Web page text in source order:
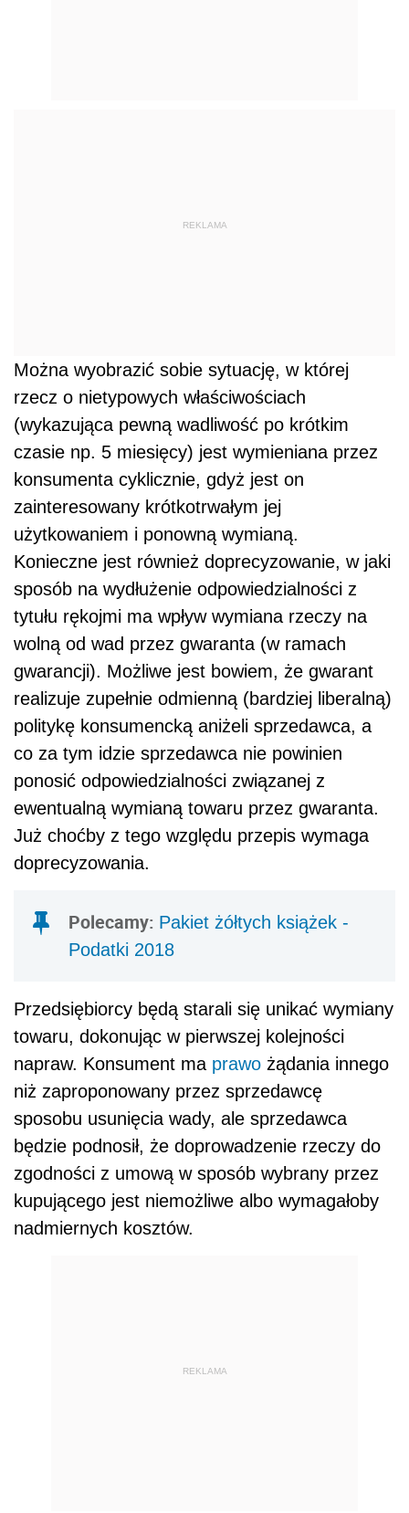
REKLAMA
Można wyobrazić sobie sytuację, w której
rzecz o nietypowych właściwościach
(wykazująca pewną wadliwość po krótkim
czasie np. 5 miesięcy) jest wymieniana przez
konsumenta cyklicznie, gdyż jest on
zainteresowany krótkotrwałym jej
użytkowaniem i ponowną wymianą.
Konieczne jest również doprecyzowanie, w jaki
sposób na wydłużenie odpowiedzialności z
tytułu rękojmi ma wpływ wymiana rzeczy na
wolną od wad przez gwaranta (w ramach
gwarancji). Możliwe jest bowiem, że gwarant
realizuje zupełnie odmienną (bardziej liberalną)
politykę konsumencką aniżeli sprzedawca, a
co za tym idzie sprzedawca nie powinien
ponosić odpowiedzialności związanej z
ewentualną wymianą towaru przez gwaranta.
Już choćby z tego względu przepis wymaga
doprecyzowania.
Polecamy: Pakiet żółtych książek -
Podatki 2018
Przedsiębiorcy będą starali się unikać wymiany
towaru, dokonując w pierwszej kolejności
napraw. Konsument ma prawo żądania innego
niż zaproponowany przez sprzedawcę
sposobu usunięcia wady, ale sprzedawca
będzie podnosił, że doprowadzenie rzeczy do
zgodności z umową w sposób wybrany przez
kupującego jest niemożliwe albo wymagałoby
nadmiernych kosztów.
REKLAMA